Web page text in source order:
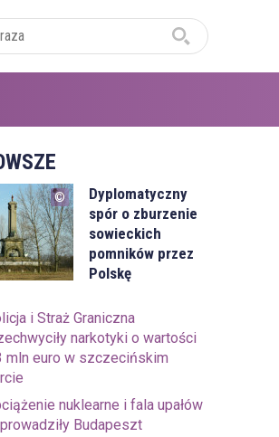
Dyplomatyczny
spór o zburzenie
sowieckich
pomników przez
Polskę
i Straż Graniczna
narkotyki o wartości
mln euro w szczecińskim
nuklearne i fala upałów
Budapeszt